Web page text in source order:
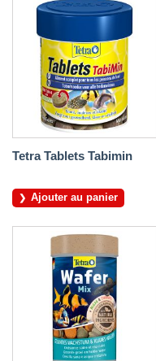
Tetra Tablets Tabimin
Ajouter au panier